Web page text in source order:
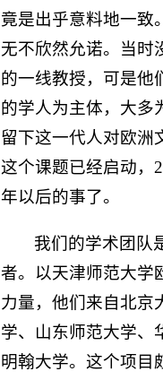
竟是出乎意料地一致
无不欣然允诺。当时
的一线教授，可是他
的学人为主体，大多
留下这一代人对欧洲
这个课题已经启动，
年以后的事了。
我们的学术团队
者。以天津师范大学
力量，他们来自北京
学、山东师范大学、
明翰大学。这个项目